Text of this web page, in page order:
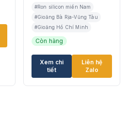
#Ron silicon miền Nam
#Gioăng Bà Rịa-Vũng Tàu
#Gioăng Hồ Chí Minh
Còn hàng
Xem chi
tiết
Liên hệ
Zalo